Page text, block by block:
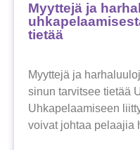
Myyttejä ja
tietää
Myyttejä ja
sinun tarvitsee tietää
Uhkapelaamiseen
voivat johtaa pelaajia